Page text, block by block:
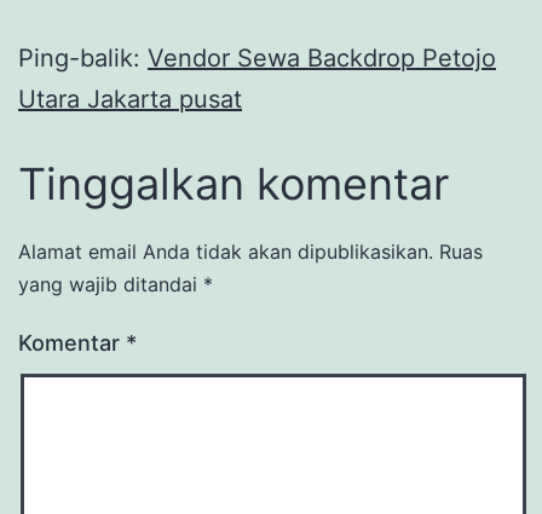
Ping-balik: Vendor Sewa Backdrop Petojo
Utara Jakarta pusat
Tinggalkan komentar
Alamat email Anda tidak akan dipublikasikan. Ruas
yang wajib ditandai *
Komentar *